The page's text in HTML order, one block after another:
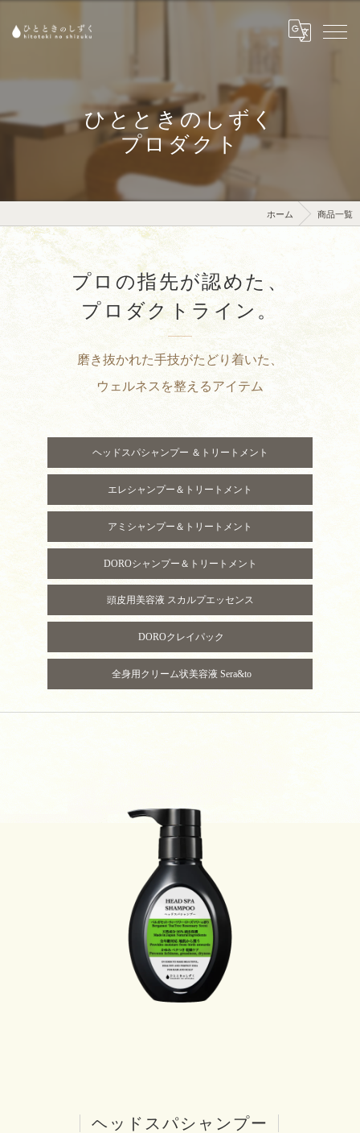
ひとときのしずく
プロダクト
ホーム 商品一覧
プロの指先が認めた、
プロダクトライン。
磨き抜かれた手技がたどり着いた、
ウェルネス を整えるアイテム
ヘッドスパシャンプー ＆トリートメント
エレシャンプー＆トリートメント
アミシャンプー＆トリートメント
DOROシャンプー＆トリートメント
頭皮用美容液 スカルプエッセンス
DOROクレイパック
全身用クリーム状美容液 Sera&to
ヘッドスパシャンプー